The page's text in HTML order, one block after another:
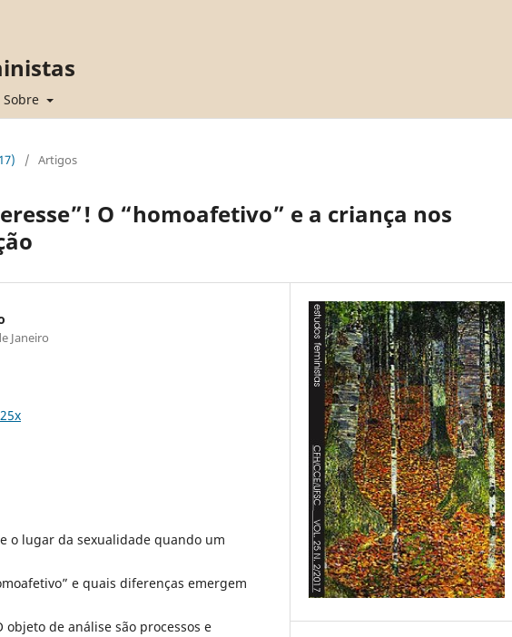
Sobre
/ Artigos
O “homoafetivo” e a criança nos
Janeiro
o lugar da sexualidade quando um
e quais diferenças emergem
objeto de análise são processos e